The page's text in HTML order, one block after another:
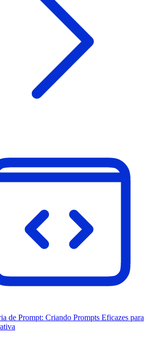
de Prompt: Criando Prompts Eficazes para